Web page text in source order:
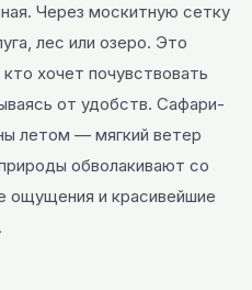
Через москитную сетку
лес или озеро. Это
хочет почувствовать
от удобств. Сафари-
летом — мягкий ветер
обволакивают со
ощущения и красивейшие